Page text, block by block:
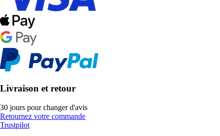
Livraison et retour
30 jours pour changer d'avis
Retournez votre commande
Trustpilot